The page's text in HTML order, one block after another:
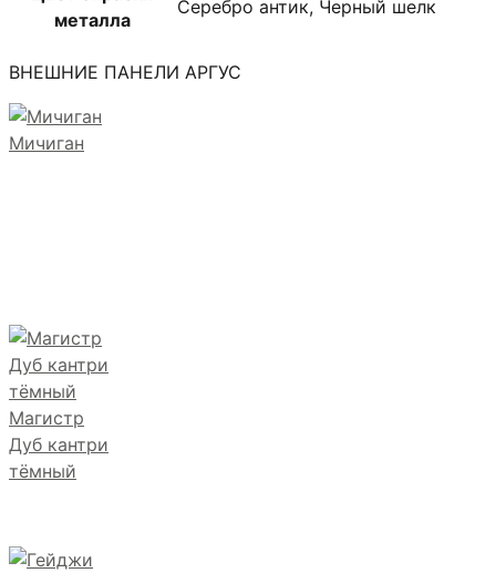
металла
Серебро антик, Черный шелк
ВНЕШНИЕ ПАНЕЛИ АРГУС
Мичиган
Магистр
Дуб кантри
тёмный